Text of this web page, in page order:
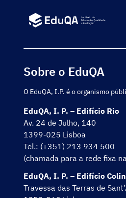
Sobre o EduQA
O EduQA, I.P. é o organismo
EduQA, I. P. – Edifício Rio
Av. 24 de Julho, 140
1399-025 Lisboa
Tel.: (+351) 213 934 500
(chamada para a rede fixa
EduQA, I. P. – Edifício
Travessa das Terras de